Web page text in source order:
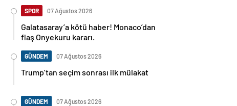
SPOR 07 Ağustos 2026
Galatasaray’a kötü haber! Monaco’dan
flaş Onyekuru kararı.
GÜNDEM 07 Ağustos 2026
Trump’tan seçim sonrası ilk mülakat
GÜNDEM 07 Ağustos 2026